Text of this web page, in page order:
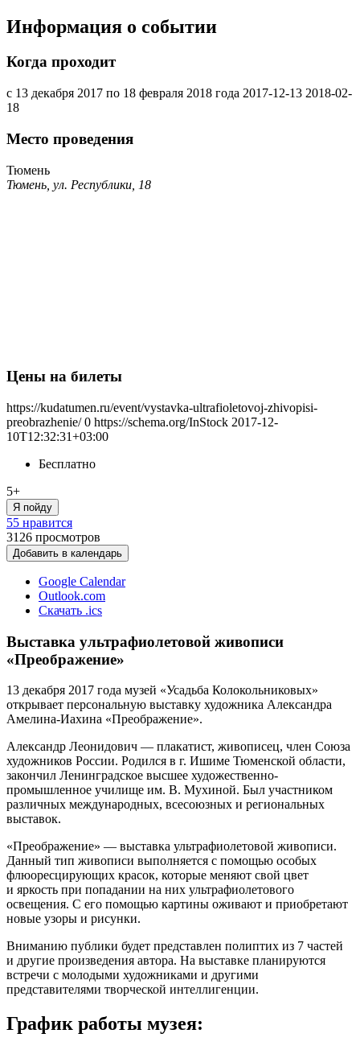
Информация о событии
Когда проходит
с 13 декабря 2017 по 18 февраля 2018 года 2017-12-13 2018-02-
18
Место проведения
Тюмень
Тюмень, ул. Республики, 18
Цены на билеты
https://kudatumen.ru/event/vystavka-ultrafioletovoj-zhivopisi-
preobrazhenie/ 0 https://schema.org/InStock 2017-12-
10T12:32:31+03:00
Бесплатно
5+
Я пойду
55 нравится
3126 просмотров
Добавить в календарь
Google Calendar
Outlook.com
Скачать .ics
Выставка ультрафиолетовой живописи
«Преображение»
13 декабря 2017 года музей «Усадьба Колокольниковых»
открывает персональную выставку художника Александра
Амелина-Иахина «Преображение».
Александр Леонидович — плакатист, живописец, член Союза
художников России. Родился в г. Ишиме Тюменской области,
закончил Ленинградское высшее художественно-
промышленное училище им. В. Мухиной. Был участником
различных международных, всесоюзных и региональных
выставок.
«Преображение» — выставка ультрафиолетовой живописи.
Данный тип живописи выполняется с помощью особых
флюоресцирующих красок, которые меняют свой цвет
и яркость при попадании на них ультрафиолетового
освещения. С его помощью картины оживают и приобретают
новые узоры и рисунки.
Вниманию публики будет представлен полиптих из 7 частей
и другие произведения автора. На выставке планируются
встречи с молодыми художниками и другими
представителями творческой интеллигенции.
График работы музея: